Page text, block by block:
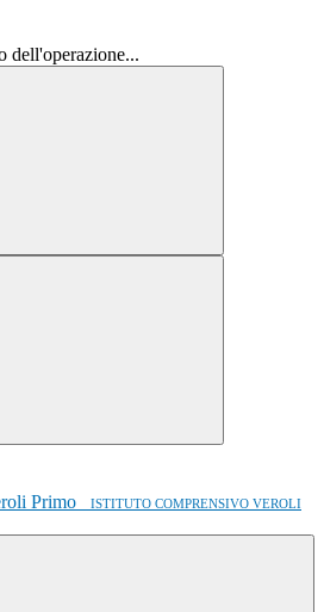
dell'operazione...
ISTITUTO COMPRENSIVO VEROLI